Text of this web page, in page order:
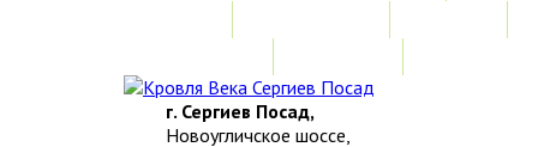
г. Сергиев Посад,
Новоугличское шоссе,